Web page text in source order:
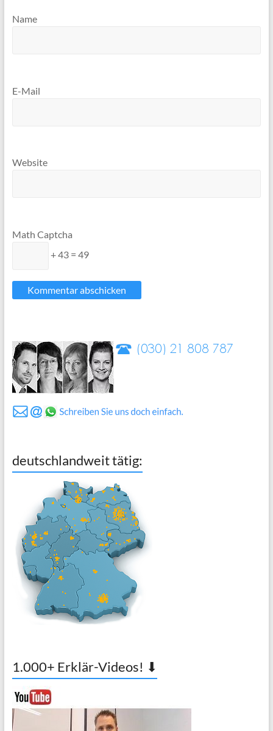
Name
E-Mail
Website
Math Captcha
+ 43 = 49
deutschlandweit tätig:
1.000+ Erklär-Videos! ⬇